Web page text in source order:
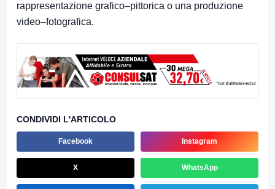
rappresentazione grafico–pittorica o una produzione
video–fotografica.
CONDIVIDI L'ARTICOLO
Facebook Instagram
X WhatsApp